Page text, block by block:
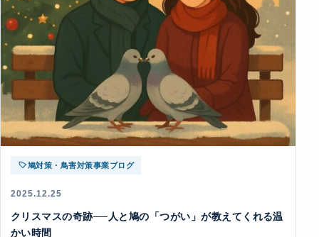
鳩対策・鳥害対策事業ブログ
2025.12.25
クリスマスの奇跡──人と鳩の「つがい」が教えてくれる温
かい時間